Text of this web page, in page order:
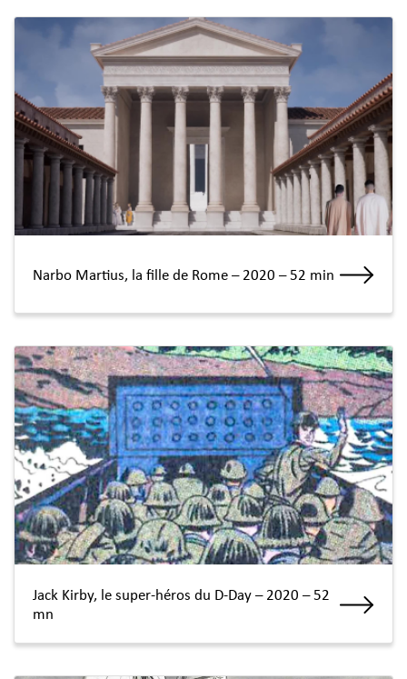
Narbo Martius, la fille de Rome – 2020 – 52 min
Jack Kirby, le super-héros du D-Day – 2020 – 52
mn